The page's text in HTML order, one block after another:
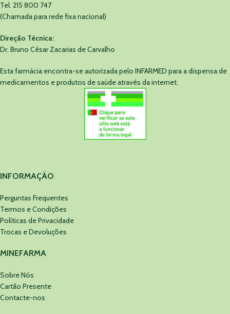
Tel. 215 800 747
(Chamada para rede fixa nacional)
Direção Técnica:
Dr. Bruno César Zacarias de Carvalho
Esta farmácia encontra-se autorizada pelo INFARMED para a dispensa de
medicamentos e produtos de saúde através da internet.
INFORMAÇÃO
Perguntas Frequentes
Termos e Condições
Políticas de Privacidade
Trocas e Devoluções
MINEFARMA
Sobre Nós
Cartão Presente
Contacte-nos